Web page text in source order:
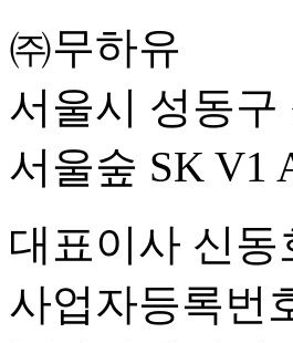
㈜무하유
서울시 성동구
서울숲 SK V1
대표이사 신동
사업자등록번